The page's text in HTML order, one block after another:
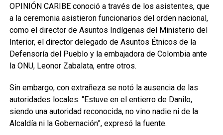
OPINIÓN CARIBE conoció a través de los asistentes, que
a la ceremonia asistieron funcionarios del orden nacional,
como el director de Asuntos Indígenas del Ministerio del
Interior, el director delegado de Asuntos Étnicos de la
Defensoría del Pueblo y la embajadora de Colombia ante
la ONU, Leonor Zabalata, entre otros.
Sin embargo, con extrañeza se notó la ausencia de las
autoridades locales. “Estuve en el entierro de Danilo,
siendo una autoridad reconocida, no vino nadie ni de la
Alcaldía ni la Gobernación”, expresó la fuente.